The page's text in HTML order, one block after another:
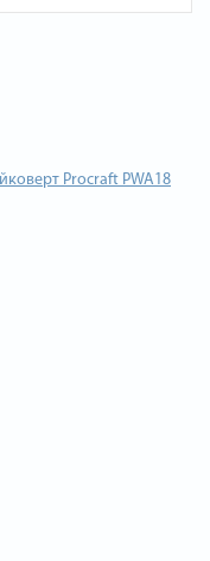
Procraft PWA18